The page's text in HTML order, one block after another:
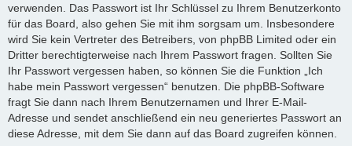
verwenden. Das Passwort ist Ihr Schlüssel zu Ihrem Benutzerkonto
für das Board, also gehen Sie mit ihm sorgsam um. Insbesondere
wird Sie kein Vertreter des Betreibers, von phpBB Limited oder ein
Dritter berechtigterweise nach Ihrem Passwort fragen. Sollten Sie
Ihr Passwort vergessen haben, so können Sie die Funktion „Ich
habe mein Passwort vergessen“ benutzen. Die phpBB-Software
fragt Sie dann nach Ihrem Benutzernamen und Ihrer E-Mail-
Adresse und sendet anschließend ein neu generiertes Passwort an
diese Adresse, mit dem Sie dann auf das Board zugreifen können.